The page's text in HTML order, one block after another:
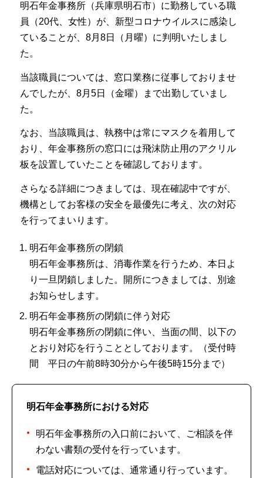
明石年金事務所（兵庫県明石市）に勤務している職
員（20代、女性）が、新型コロナウイルスに感染し
ていることが、8月8日（月曜）に判明いたしまし
た。
当該職員については、窓口業務に従事しておりませ
んでしたが、8月5日（金曜）まで出勤していまし
た。
なお、当該職員は、執務中は常にマスクを着用して
おり、年金事務所の窓口には飛沫防止用のアクリル
板を設置していたことを確認しております。
さらなる詳細につきましては、現在確認中ですが、
機構としてお客様の安全を最優先に考え、次の対応
を行ってまいります。
明石年金事務所の閉鎖
明石年金事務所は、消毒作業を行うため、本日よ
り一旦閉鎖しました。開所につきましては、別途
お知らせします。
明石年金事務所の閉鎖に伴う対応
明石年金事務所の閉鎖に伴い、当面の間、以下の
とおり対応を行うこととしております。（受付時
間 平日の午前8時30分から午後5時15分まで）
明石年金事務所における対応
明石年金事務所の入口前において、ご相談を伴
わない書類の受付を行っています。
電話対応については、通常通り行っています。